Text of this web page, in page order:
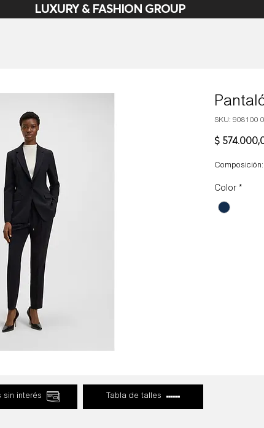
LUXURY & FASHION GROUP
SKU: 908100
$
Color *
sin interés Tabla de talles